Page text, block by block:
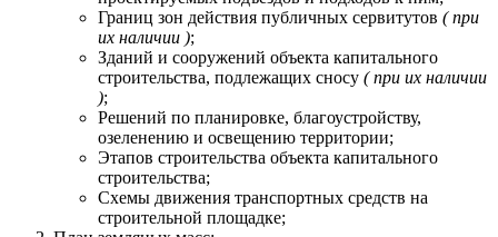
Границ зон действия публичных сервитутов ( при
их наличии );
Зданий и сооружений объекта капитального
строительства, подлежащих сносу ( при их наличии
);
Решений по планировке, благоустройству,
озеленению и освещению территории;
Этапов строительства объекта капитального
строительства;
Схемы движения транспортных средств на
строительной площадке;